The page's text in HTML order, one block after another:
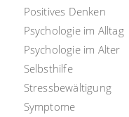
Positives Denken
Psychologie im Alltag
Psychologie im Alter
Selbsthilfe
Stressbewältigung
Symptome